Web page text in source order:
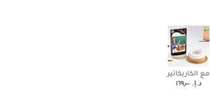
مع الكاريكاتير
د.إ.‏ ١٦٩٫٠٠